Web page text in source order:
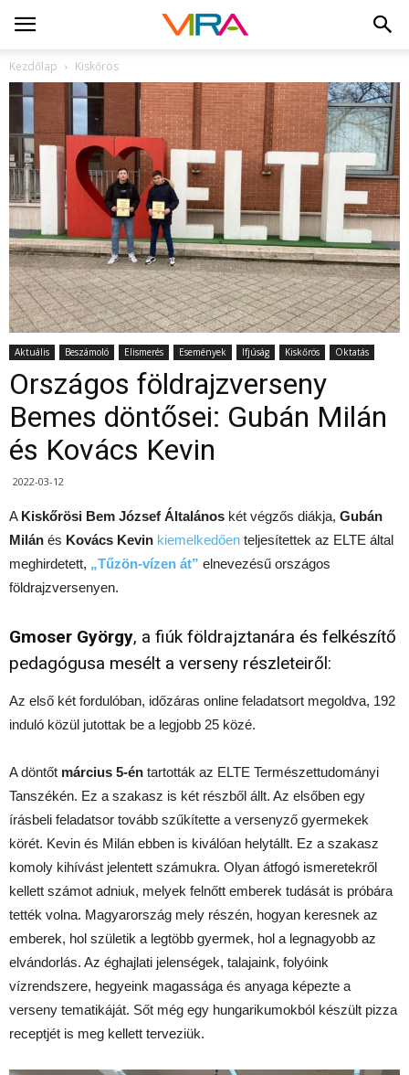
Kezdőlap Kiskőrös
Aktuális Beszámoló Elismerés Események Ifjúság Kiskőrös Oktatás
Országos földrajzverseny
Bemes döntősei: Gubán Milán
és Kovács Kevin
2022-03-12
A Kiskőrösi Bem József Általános két végzős diákja, Gubán
Milán és Kovács Kevin kiemelkedően teljesítettek az ELTE által
meghirdetett, „Tűzön-vízen át” elnevezésű országos
földrajzversenyen.
Gmoser György, a fiúk földrajztanára és felkészítő
pedagógusa mesélt a verseny részleteiről:
Az első két fordulóban, időzáras online feladatsort megoldva, 192
induló közül jutottak be a legjobb 25 közé.
A döntőt március 5-én tartották az ELTE Természettudományi
Tanszékén. Ez a szakasz is két részből állt. Az elsőben egy
írásbeli feladatsor tovább szűkítette a versenyző gyermekek
körét. Kevin és Milán ebben is kiválóan helytállt. Ez a szakasz
komoly kihívást jelentett számukra. Olyan átfogó ismeretekről
kellett számot adniuk, melyek felnőtt emberek tudását is próbára
tették volna. Magyarország mely részén, hogyan keresnek az
emberek, hol születik a legtöbb gyermek, hol a legnagyobb az
elvándorlás. Az éghajlati jelenségek, talajaink, folyóink
vízrendszere, hegyeink magassága és anyaga képezte a
verseny tematikáját. Sőt még egy hungarikumokból készült pizza
receptjét is meg kellett terveziük.